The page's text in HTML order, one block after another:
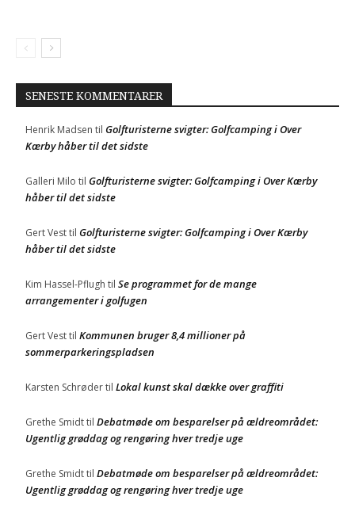
SENESTE KOMMENTARER
Henrik Madsen til Golfturisterne svigter: Golfcamping i Over
Kærby håber til det sidste
Galleri Milo til Golfturisterne svigter: Golfcamping i Over Kærby
håber til det sidste
Gert Vesttil Golfturisterne svigter: Golfcamping i Over Kærby
håber til det sidste
Kim Hassel-Pflugh til Se programmet for de mange
arrangementer i golfugen
Gert Vesttil Kommunen bruger 8,4 millioner på
sommerparkeringspladsen
Karsten Schrødertil Lokal kunst skal dække over graffiti
Grethe Smidttil Debatmøde om besparelser på ældreområdet:
Ugentlig grøddag og rengøring hver tredje uge
Grethe Smidttil Debatmøde om besparelser på ældreområdet:
Ugentlig grøddag og rengøring hver tredje uge